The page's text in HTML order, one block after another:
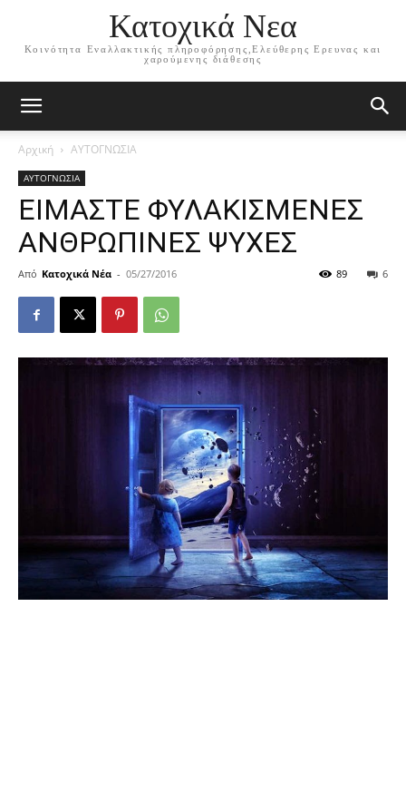
Κατοχικά Νεα
Κοινότητα Εναλλακτικής πληροφόρησης,Ελεύθερης Ερευνας και
χαρούμενης διάθεσης
Αρχική ΑΥΤΟΓΝΩΣΙΑ
ΑΥΤΟΓΝΩΣΙΑ
ΕΙΜΑΣΤΕ ΦΥΛΑΚΙΣΜΕΝΕΣ
ΑΝΘΡΩΠΙΝΕΣ ΨΥΧΕΣ
Από Κατοχικά Νέα - 05/27/2016 6
89